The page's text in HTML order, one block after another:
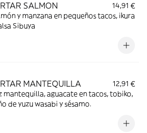
SALMON
14,91 €
y manzana en pequeños tacos, ikura
Sibuya
MANTEQUILLA
12,91 €
mantequilla, aguacate en tacos, tobiko,
de yuzu wasabi y sésamo.